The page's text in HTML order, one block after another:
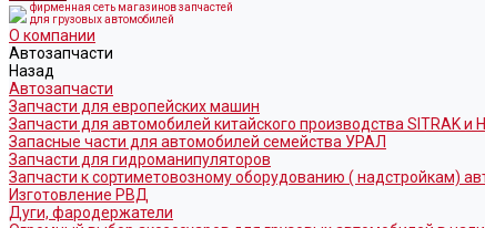
фирменная сеть магазинов запчастей
для грузовых автомобилей
О компании
Автозапчасти
Назад
Автозапчасти
Запчасти для европейских машин
Запчасти для автомобилей китайского производства SITRAK и
Запасные части для автомобилей семейства УРАЛ
Запчасти для гидроманипуляторов
Запчасти к сортиметовозному оборудованию ( надстройкам)
Изготовление РВД
Дуги, фародержатели